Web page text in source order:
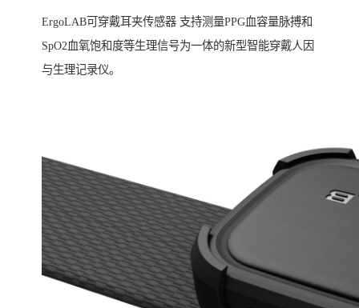
ErgoLAB可穿戴耳夹传感器 支持测量PPG血容量脉搏和
SpO2血氧饱和度等生理信号为一体的新型智能穿戴人因
与生理记录仪。